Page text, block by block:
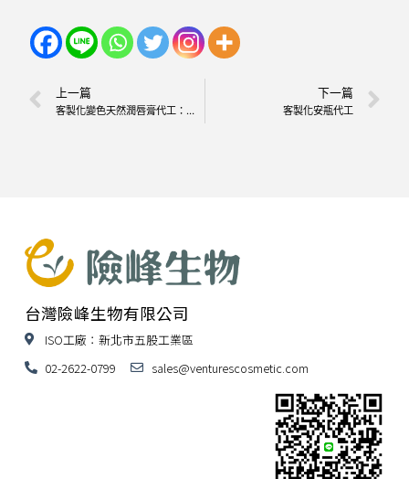
上一篇
客製化變色天然潤唇膏代工：植萃果油潤色，打造專屬品牌爆款！
下一篇
客製化安瓶代工
台灣險峰生物有限公司
ISO工廠：新北市五股工業區
02-2622-0799
sales@venturescosmetic.com